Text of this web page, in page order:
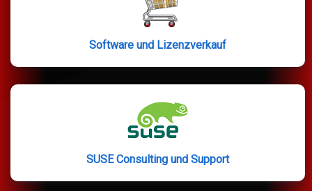
Software und Lizenzverkauf
SUSE Consulting und Support